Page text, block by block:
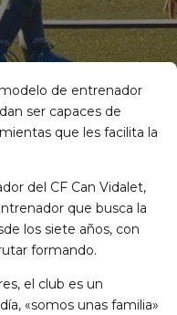
de entrenador
ser capaces de
que les facilita la
del CF Can Vidalet,
que busca la
los siete años, con
formando.
el club es un
«somos unas familia»